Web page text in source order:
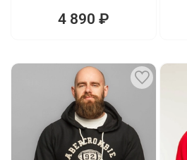
4 890 ₽